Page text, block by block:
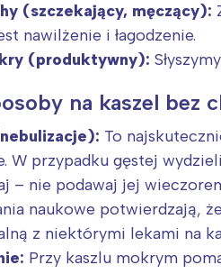
(szczekający, męczący):
nawilżenie i łagodzenie.
(produktywny):
na kaszel bez
To
W przypadku gęstej
– nie podawaj jej
naukowe potwierdzają,
z niektórymi lekami na
Przy kaszlu mokrym